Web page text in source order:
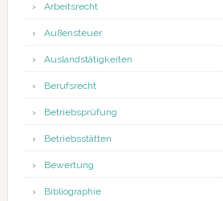
Arbeitsrecht
Außensteuer
Auslandstätigkeiten
Berufsrecht
Betriebsprüfung
Betriebsstätten
Bewertung
Bibliographie